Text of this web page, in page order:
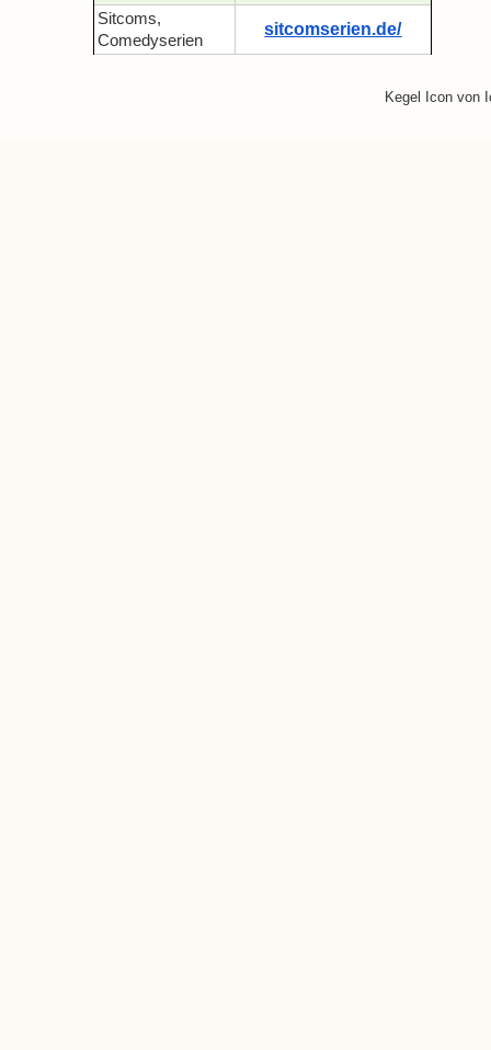
Sitcoms,
Comedyserien
sitcomserien.de/
Kegel Icon von